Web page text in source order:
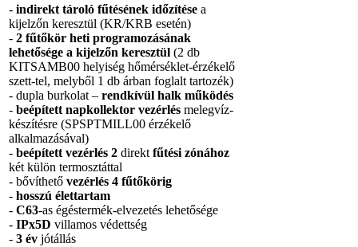
- indirekt tároló fűtésének időzítése a
kijelzőn keresztül (KR/KRB esetén)
- 2 fűtőkör heti programozásának
lehetősége a kijelzőn keresztül (2 db
KITSAMB00 helyiség hőmérséklet-érzékelő
szett-tel, melyből 1 db árban foglalt tartozék)
- dupla burkolat – rendkívül halk működés
- beépített napkollektor vezérlés melegvíz-
készítésre (SPSPTMILL00 érzékelő
alkalmazásával)
- beépített vezérlés 2 direkt fűtési zónához
két külön termosztáttal
- bővíthető vezérlés 4 fűtőkörig
- hosszú élettartam
- C63-as égéstermék-elvezetés lehetősége
- IPx5D villamos védettség
- 3 év jótállás